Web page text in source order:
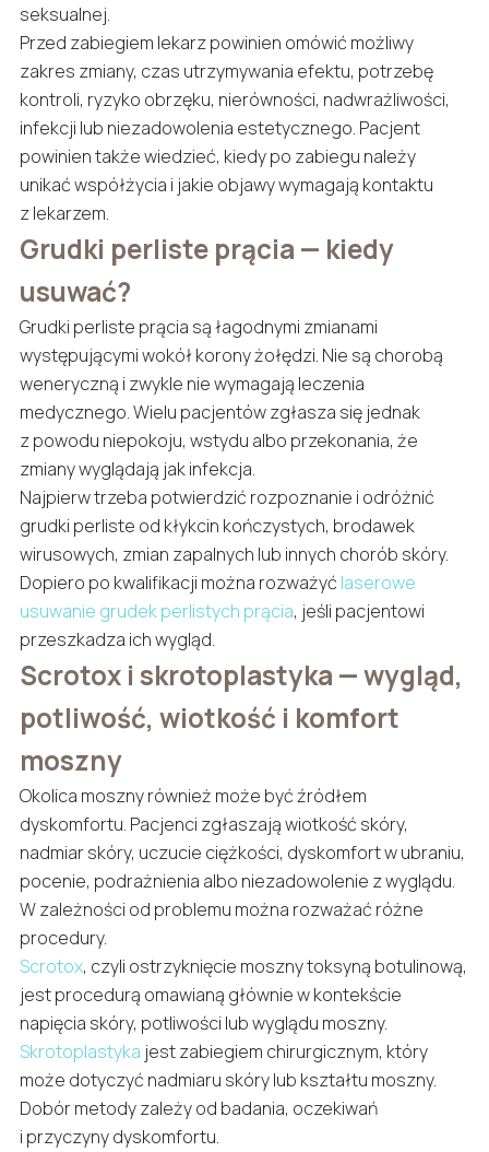
seksualnej.
Przed zabiegiem lekarz powinien omówić możliwy
zakres zmiany, czas utrzymywania efektu, potrzebę
kontroli, ryzyko obrzęku, nierówności, nadwrażliwości,
infekcji lub niezadowolenia estetycznego. Pacjent
powinien także wiedzieć, kiedy po zabiegu należy
unikać współżycia i jakie objawy wymagają kontaktu
z lekarzem.
Grudki perliste prącia — kiedy
usuwać?
Grudki perliste prącia są łagodnymi zmianami
występującymi wokół korony żołędzi. Nie są chorobą
weneryczną i zwykle nie wymagają leczenia
medycznego. Wielu pacjentów zgłasza się jednak
z powodu niepokoju, wstydu albo przekonania, że
zmiany wyglądają jak infekcja.
Najpierw trzeba potwierdzić rozpoznanie i odróżnić
grudki perliste od kłykcin kończystych, brodawek
wirusowych, zmian zapalnych lub innych chorób skóry.
Dopiero po kwalifikacji można rozważyć laserowe
usuwanie grudek perlistych prącia, jeśli pacjentowi
przeszkadza ich wygląd.
Scrotox i skrotoplastyka — wygląd,
potliwość, wiotkość i komfort
moszny
Okolica moszny również może być źródłem
dyskomfortu. Pacjenci zgłaszają wiotkość skóry,
nadmiar skóry, uczucie ciężkości, dyskomfort w ubraniu,
pocenie, podrażnienia albo niezadowolenie z wyglądu.
W zależności od problemu można rozważać różne
procedury.
Scrotox, czyli ostrzyknięcie moszny toksyną botulinową,
jest procedurą omawianą głównie w kontekście
napięcia skóry, potliwości lub wyglądu moszny.
Skrotoplastyka jest zabiegiem chirurgicznym, który
może dotyczyć nadmiaru skóry lub kształtu moszny.
Dobór metody zależy od badania, oczekiwań
i przyczyny dyskomfortu.